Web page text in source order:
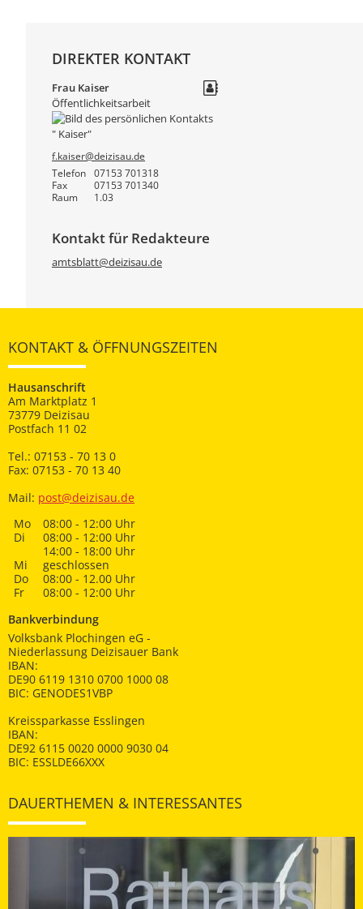
DIREKTER KONTAKT
Frau Kaiser
Öffentlichkeitsarbeit
f.kaiser@deizisau.de
Telefon
07153 701318
Fax 07153 701340
Raum 1.03
Kontakt für Redakteure
amtsblatt@deizisau.de
KONTAKT & ÖFFNUNGSZEITEN
Hausanschrift
Am Marktplatz 1
73779 Deizisau
Postfach 11 02
Tel.: 07153 - 70 13 0
Fax: 07153 - 70 13 40
Mail: post@deizisau.de
Mo
08:00 - 12:00 Uhr
Di
08:00 - 12:00 Uhr
14:00 - 18:00 Uhr
Mi
geschlossen
Do
08:00 - 12.00 Uhr
Fr
08:00 - 12:00 Uhr
Bankverbindung
Volksbank Plochingen eG -
Niederlassung Deizisauer Bank
IBAN:
DE90 6119 1310 0700 1000 08
BIC: GENODES1VBP
Kreissparkasse Esslingen
IBAN:
DE92 6115 0020 0000 9030 04
BIC: ESSLDE66XXX
DAUERTHEMEN & INTERESSANTES